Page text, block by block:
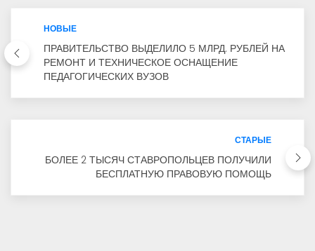
НОВЫЕ
ПРАВИТЕЛЬСТВО ВЫДЕЛИЛО 5 МЛРД. РУБЛЕЙ НА
РЕМОНТ И ТЕХНИЧЕСКОЕ ОСНАЩЕНИЕ
ПЕДАГОГИЧЕСКИХ ВУЗОВ
СТАРЫЕ
БОЛЕЕ 2 ТЫСЯЧ СТАВРОПОЛЬЦЕВ ПОЛУЧИЛИ
БЕСПЛАТНУЮ ПРАВОВУЮ ПОМОЩЬ